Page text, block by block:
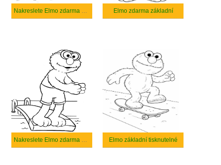
Nakreslete Elmo zdarma snadný tisknutelné Elmo zdarma základní
Nakreslete Elmo zdarma základní tisknutelné Elmo základní tisknutelné